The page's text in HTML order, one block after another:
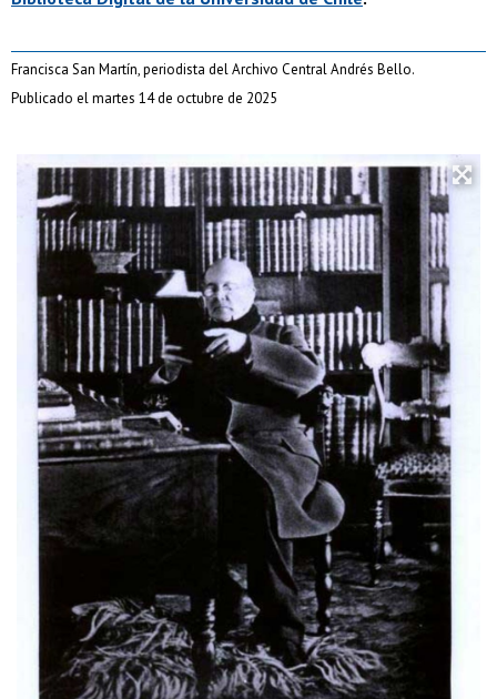
Francisca San Martín, periodista del Archivo Central Andrés Bello.
Publicado el martes 14 de octubre de 2025